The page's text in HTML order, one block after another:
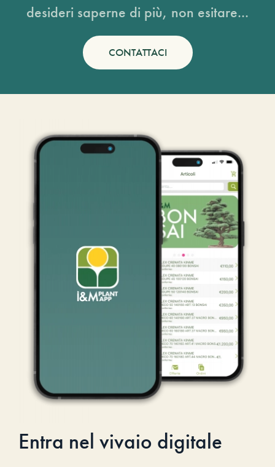
desideri saperne di più, non esitare...
CONTATTACI
Entra nel vivaio digitale